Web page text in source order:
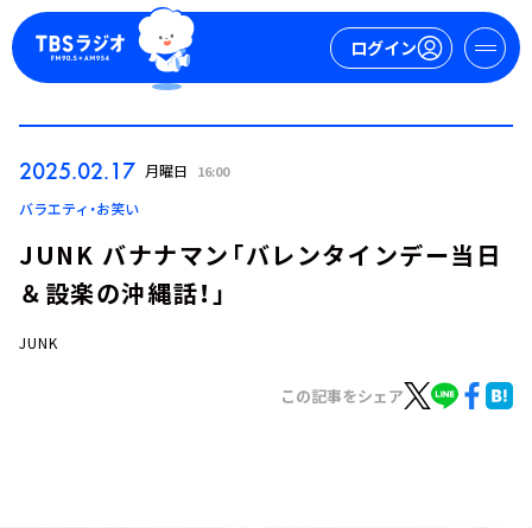
ログイン
ログイン
2025.02.17 月曜日 16:00
バラエティ・お笑い
JUNK バナナマン「バレンタインデー当日
＆設楽の沖縄話！」
JUNK
この記事をシェア